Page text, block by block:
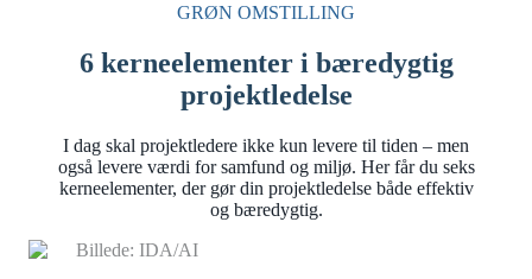
GRØN OMSTILLING
6 kerneelementer i bæredygtig
projektledelse
I dag skal projektledere ikke kun levere til tiden – men
også levere værdi for samfund og miljø. Her får du seks
kerneelementer, der gør din projektledelse både effektiv
og bæredygtig.
Billede: IDA/AI